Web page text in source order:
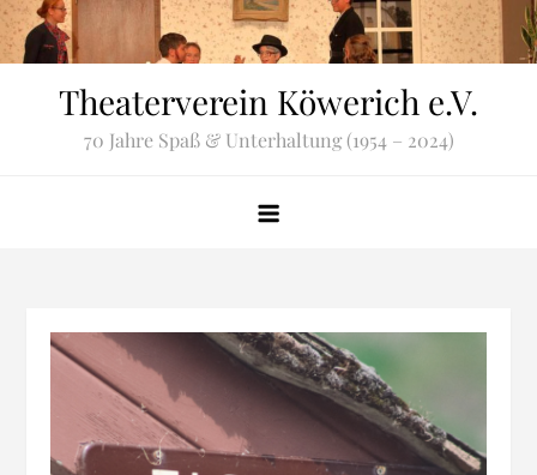
Zum
Inhalt
Theaterverein Köwerich e.V.
70 Jahre Spaß & Unterhaltung (1954 – 2024)